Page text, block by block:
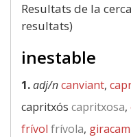
Resultats de la
resultats)
inestable
1.adj/ncanviant,
capritxós capritxosa,
frívol frívola,